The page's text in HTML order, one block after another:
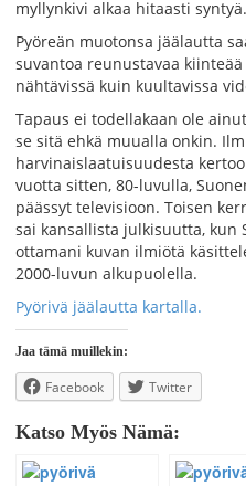
myllynkivi alkaa hitaasti syntyä.
Pyöreän muotonsa jäälautta
suvantoa reunustavaa
nähtävissä kuin kuultavissa
Tapaus ei todellakaan ole
se sitä ehkä muualla onkin.
harvinaislaatuisuudesta
vuotta sitten, 80-luvulla,
päässyt televisioon. Toisen
sai kansallista julkisuutta, kun
ottamani kuvan ilmiötä
2000-luvun alkupuolella.
Pyörivä jäälautta kartalla.
Jaa tämä muillekin:
Facebook Twitter
Katso Myös Nämä: